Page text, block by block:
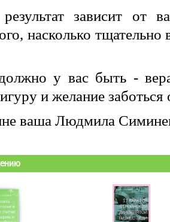
зависит от
насколько
у вас быть -
и желание заботься
ваша Людмила